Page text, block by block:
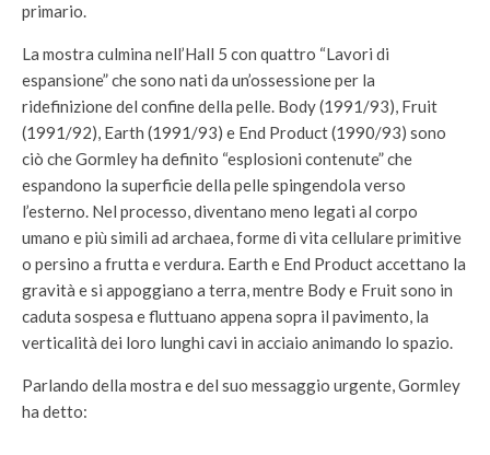
primario.
La mostra culmina nell’Hall 5 con quattro “Lavori di
espansione” che sono nati da un’ossessione per la
ridefinizione del confine della pelle. Body (1991/93), Fruit
(1991/92), Earth (1991/93) e End Product (1990/93) sono
ciò che Gormley ha definito “esplosioni contenute” che
espandono la superficie della pelle spingendola verso
l’esterno. Nel processo, diventano meno legati al corpo
umano e più simili ad archaea, forme di vita cellulare primitive
o persino a frutta e verdura. Earth e End Product accettano la
gravità e si appoggiano a terra, mentre Body e Fruit sono in
caduta sospesa e fluttuano appena sopra il pavimento, la
verticalità dei loro lunghi cavi in acciaio animando lo spazio.
Parlando della mostra e del suo messaggio urgente, Gormley
ha detto: